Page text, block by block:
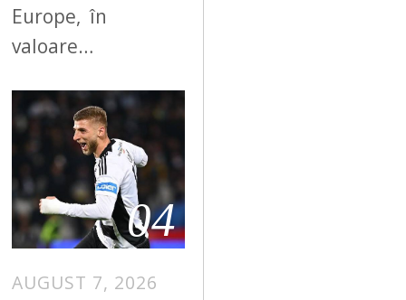
Europe, în
valoare…
04
AUGUST 7, 2026